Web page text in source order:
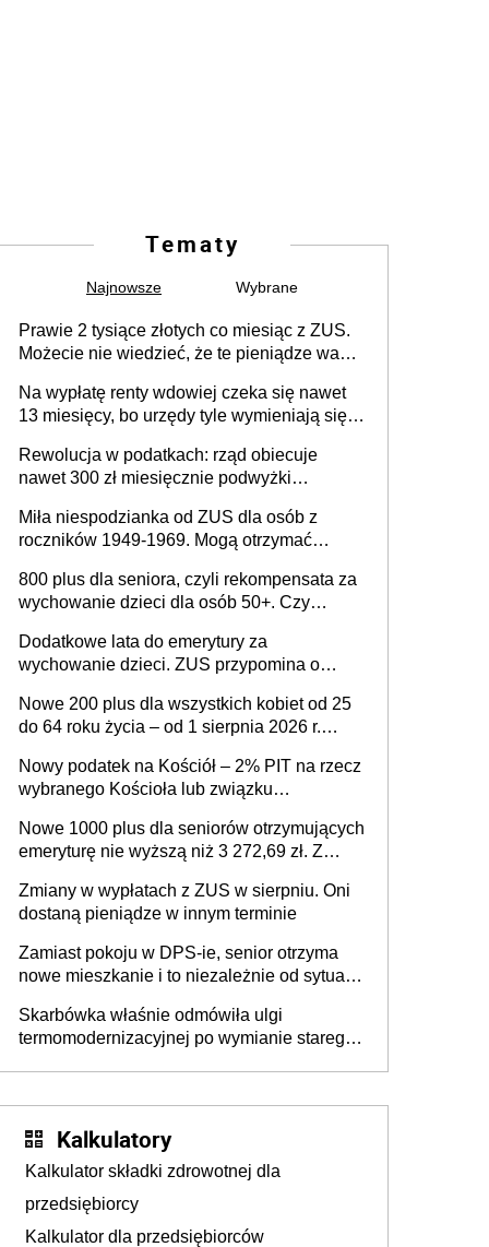
Tematy
Najnowsze Wybrane
Prawie 2 tysiące złotych co miesiąc z ZUS.
Możecie nie wiedzieć, że te pieniądze wam
Na wypłatę renty wdowiej czeka się nawet
13 miesięcy, bo urzędy tyle wymieniają się
Rewolucja w podatkach: rząd obiecuje
nawet 300 zł miesięcznie podwyżki
Miła niespodzianka od ZUS dla osób z
roczników 1949-1969. Mogą otrzymać
800 plus dla seniora, czyli rekompensata za
wychowanie dzieci dla osób 50+. Czy
wejdzie w życie?
Dodatkowe lata do emerytury za
wychowanie dzieci. ZUS przypomina o
Nowe 200 plus dla wszystkich kobiet od 25
do 64 roku życia – od 1 sierpnia 2026 r.
programu rządowego
Nowy podatek na Kościół – 2% PIT na rzecz
wybranego Kościoła lub związku
nad zmianami w systemie finansowania
Nowe 1000 plus dla seniorów otrzymujących
emeryturę nie wyższą niż 3 272,69 zł. Z
spóźnialscy świadczenia nie otrzymają
Zmiany w wypłatach z ZUS w sierpniu. Oni
dostaną pieniądze w innym terminie
Zamiast pokoju w DPS-ie, senior otrzyma
nowe mieszkanie i to niezależnie od sytuacji
wsparcia dla osób po 60 roku życia
Skarbówka właśnie odmówiła ulgi
termomodernizacyjnej po wymianie starego
Kalkulatory
Kalkulator składki zdrowotnej dla
przedsiębiorcy
Kalkulator dla przedsiębiorców